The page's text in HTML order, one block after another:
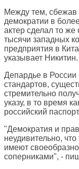
Между тем, сбежав
демократии в
актер сделал то
тысячи западных
предприятия в
указывает Никитин.
Депардье в России
стандартов,
стремительно
указу, в то время
российский
"Демократия и
неудивительно,
имеют
соперниками", -